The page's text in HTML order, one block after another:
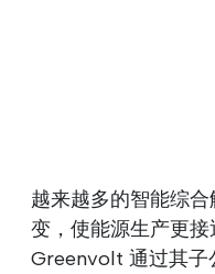
越来越多的智能综
变，使能源生产更接
Greenvolt 通过其